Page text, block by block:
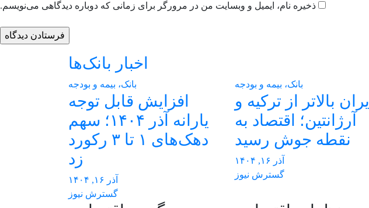
ذخیره نام، ایمیل و وبسایت من در مرورگر برای زمانی که دوباره دیدگاهی می‌نویسم.
اخبار بانک‌ها
بانک، بیمه و بودجه
ایران بالاتر از ترکیه و
آرژانتین؛ اقتصاد به
نقطه جوش رسید
آذر ۱۶, ۱۴۰۴
گسترش نیوز
بانک، بیمه و بودجه
افزایش قابل توجه
یارانه آذر ۱۴۰۴؛ سهم
دهک‌های ۱ تا ۳ رکورد
زد
آذر ۱۶, ۱۴۰۴
گسترش نیوز